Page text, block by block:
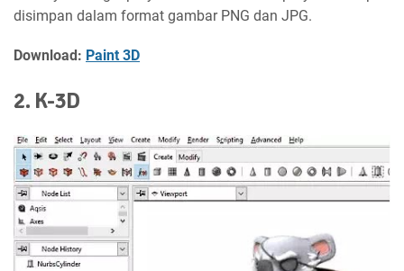
disimpan dalam format gambar PNG dan JPG.
Download: Paint 3D
2. K-3D